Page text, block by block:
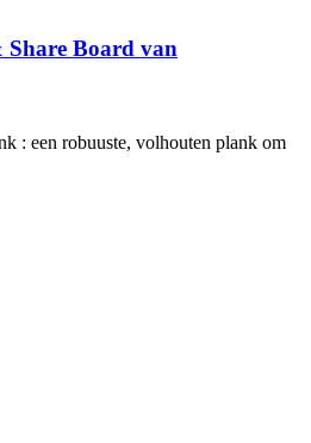
Share Board van
: een robuuste, volhouten plank om